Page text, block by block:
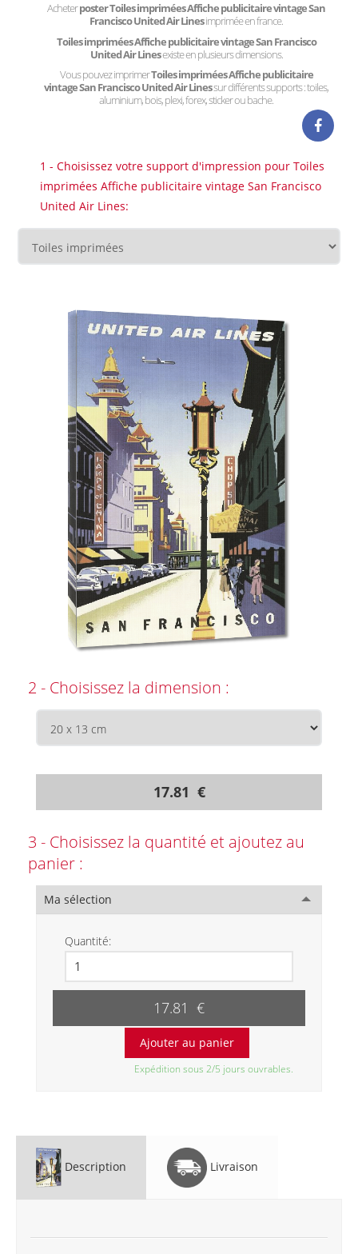
Acheterposter Toiles imprimées Affiche publicitaire vintage San
Francisco United Air Linesimprimée en france.
Toiles imprimées Affiche publicitaire vintage San Francisco
United Air Linesexiste en plusieurs dimensions.
Vous pouvez imprimerToiles imprimées Affiche publicitaire
vintage San Francisco United Air Linessur différents supports : toiles,
aluminium, bois, plexi, forex, sticker ou bache.
1 - Choisissez votre support d'impression pour Toiles
imprimées Affiche publicitaire vintage San Francisco
United Air Lines:
2 - Choisissez la dimension :
17.81 €
3 - Choisissez la quantité et ajoutez au
panier :
Ma sélection
Quantité:
17.81 €
Expédition sous 2/5 jours ouvrables.
Description Livraison